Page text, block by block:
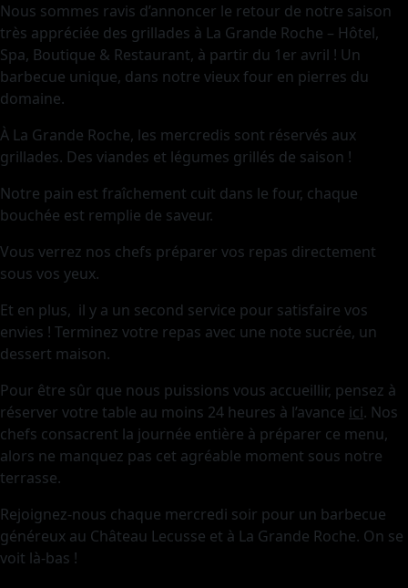
Nous sommes ravis d’annoncer le retour de notre saison
très appréciée des grillades à La Grande Roche – Hôtel,
Spa, Boutique & Restaurant, à partir du 1er avril ! Un
barbecue unique, dans notre vieux four en pierres du
domaine.
À La Grande Roche, les mercredis sont réservés aux
grillades. Des viandes et légumes grillés de saison !
Notre pain est fraîchement cuit dans le four, chaque
bouchée est remplie de saveur.
Vous verrez nos chefs préparer vos repas directement
sous vos yeux.
Et en plus, il y a un second service pour satisfaire vos
envies ! Terminez votre repas avec une note sucrée, un
dessert maison.
Pour être sûr que nous puissions vous accueillir, pensez à
réserver votre table au moins 24 heures à l’avance ici. Nos
chefs consacrent la journée entière à préparer ce menu,
alors ne manquez pas cet agréable moment sous notre
terrasse.
Rejoignez-nous chaque mercredi soir pour un barbecue
généreux au Château Lecusse et à La Grande Roche. On se
voit là-bas !